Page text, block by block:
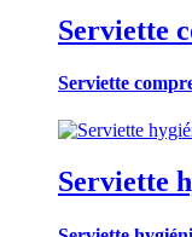
Serviette
Serviette
Serviette